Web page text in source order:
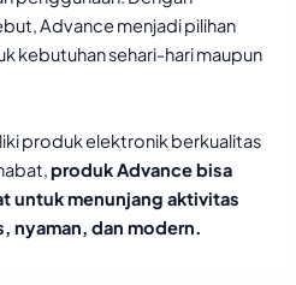
Advance menjadi pilihan
kebutuhan sehari-hari maupun
produk elektronik berkualitas
produk Advance bisa
untuk menunjang aktivitas
nyaman, dan modern.